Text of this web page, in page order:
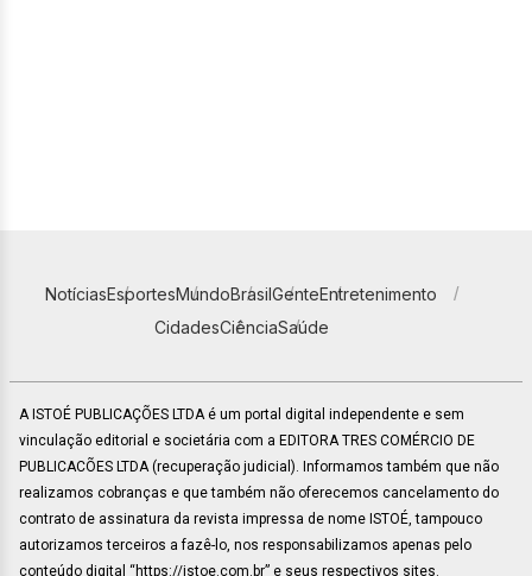
NotíciasEsportesMundoBrasilGenteEntretenimento
CidadesCiênciaSaúde
A ISTOÉ PUBLICAÇÕES LTDA é um portal digital independente e sem
vinculação editorial e societária com a EDITORA TRES COMÉRCIO DE
PUBLICACÕES LTDA (recuperação judicial). Informamos também que não
realizamos cobranças e que também não oferecemos cancelamento do
contrato de assinatura da revista impressa de nome ISTOÉ, tampouco
autorizamos terceiros a fazê-lo, nos responsabilizamos apenas pelo
conteúdo digital “https://istoe.com.br” e seus respectivos sites.